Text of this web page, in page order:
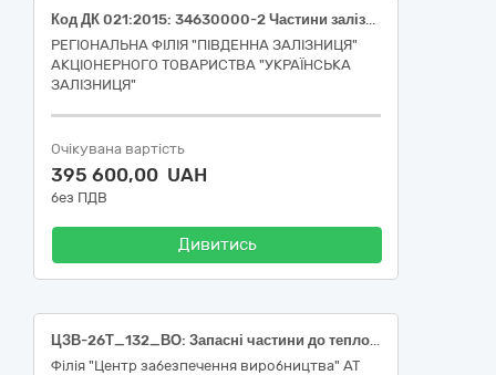
Код ДК 021:2015: 34630000-2 Частини залізничних або трамвайних локомотивів чи рейкового рухомого складу; обладнання для контролю залізничного руху (Щитки переїзної сигналізації).
РЕГІОНАЛЬНА ФІЛІЯ "ПІВДЕННА ЗАЛІЗНИЦЯ"
АКЦІОНЕРНОГО ТОВАРИСТВА "УКРАЇНСЬКА
ЗАЛІЗНИЦЯ"
Очікувана вартість
395 600,00 UAH
без ПДВ
Дивитись
ЦЗВ-26Т_132_ВО: Запасні частини до тепловозів серії ЧМЕ (Лот 1 - 34630000-2 Частини залізничних або трамвайних локомотивів чи рейкового рухомого складу; обладнання для контролю залізничного руху, Лот 2 - 34630000-2 Частини залізничних або трамвайних локомотивів чи рейкового рухомого складу; обладнання для контролю залізничного руху)
Філія "Центр забезпечення виробництва" АТ